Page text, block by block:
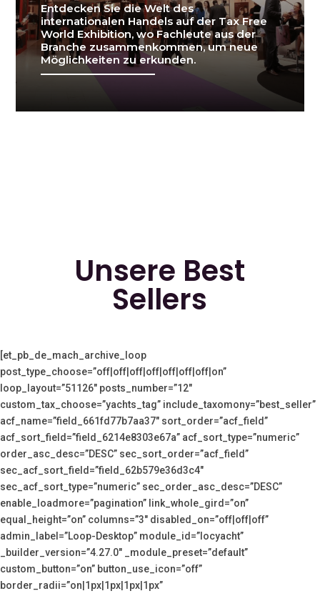
Entdecken Sie die Welt des
internationalen Handels auf der Tax Free
World Exhibition, wo Fachleute aus der
Branche zusammenkommen, um neue
Möglichkeiten zu erkunden.
Unsere Best
Sellers
[et_pb_de_mach_archive_loop
post_type_choose=”off|off|off|off|off|off|off|on”
loop_layout=”51126″ posts_number=”12″
custom_tax_choose=”yachts_tag” include_taxomony=”best_seller”
acf_name=”field_661fd77b7aa37″ sort_order=”acf_field”
acf_sort_field=”field_6214e8303e67a” acf_sort_type=”numeric”
order_asc_desc=”DESC” sec_sort_order=”acf_field”
sec_acf_sort_field=”field_62b579e36d3c4″
sec_acf_sort_type=”numeric” sec_order_asc_desc=”DESC”
enable_loadmore=”pagination” link_whole_gird=”on”
equal_height=”on” columns=”3″ disabled_on=”off|off|off”
admin_label=”Loop-Desktop” module_id=”locyacht”
_builder_version=”4.27.0″ _module_preset=”default”
custom_button=”on” button_use_icon=”off”
border_radii=”on|1px|1px|1px|1px”